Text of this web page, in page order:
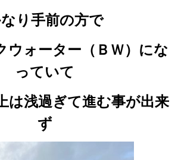
り手前の方で
ウォーター（ＢＷ）にな
っていて
は浅過ぎて進む事が出来
ず